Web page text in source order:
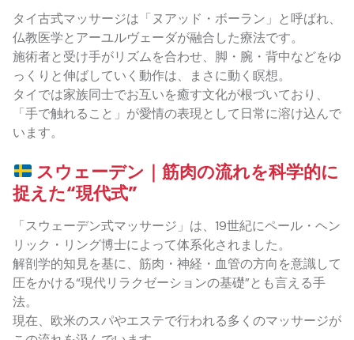
タイ古式マッサージは「ヌアッド・ボーラン」と呼ばれ、
仏教医学とアーユルヴェーダが融合した療法です。
施術者と受け手がリズムを合わせ、脚・腕・背中などをゆ
っくりと伸ばしていく動作は、まさに動く瞑想。
タイでは家族同士でお互いを癒す文化が根づいており、
「手で触れること」が愛情の表現として日常に溶け込んで
います。
スウェーデン｜筋肉の流れを科学的に
捉えた“現代式”
「スウェーデン式マッサージ」は、19世紀にペール・ヘン
リック・リング博士によって体系化されました。
解剖学的知見を基に、筋肉・神経・血管の方向を意識して
圧をかける“現代リラクゼーションの基礎”とも言える手
法。
現在、欧米のスパやエステで行われる多くのマッサージが